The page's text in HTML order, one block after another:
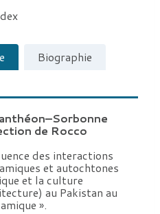
Biographie
de Rocco
des interactions
et autochtones
et la culture
au Pakistan au
».